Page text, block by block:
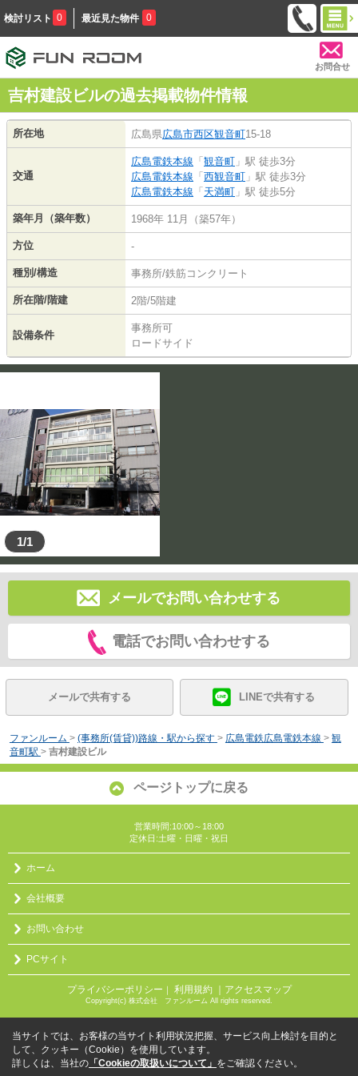
検討リスト 0 最近見た物件 0
お問合せ
吉村建設ビルの過去掲載物件情報
所在地 広島県広島市西区観音町15-18
交通
広島電鉄本線 「 観音町 」駅 徒歩3分
広島電鉄本線 「 西観音町 」駅 徒歩3分
広島電鉄本線 「 天満町 」駅 徒歩5分
築年月（築年数） 1968年 11月（築57年）
方位 -
種別/構造 事務所/鉄筋コンクリート
所在階/階建 2階/5階建
設備条件
事務所可
ロードサイド
1/1
メールでお問い合わせする
電話でお問い合わせする
メールで共有する LINEで共有する
ファンルーム > (事務所(賃貸))路線・駅から探す > 広島電鉄広島電鉄本線 > 観
音町駅 > 吉村建設ビル
ページトップに戻る
営業時間:10:00～18:00
定休日:土曜・日曜・祝日
ホーム
会社概要
お問い合わせ
PCサイト
プライバシーポリシー ｜ 利用規約 ｜アクセスマップ
Copyright(c) 株式会社 ファンルーム All rights reserved.
当サイトでは、お客様の当サイト利用状況把握、サービス向上検討を目的と
して、クッキー（Cookie）を使用しています。
詳しくは、当社の 「Cookieの取扱いについて」 をご確認ください。